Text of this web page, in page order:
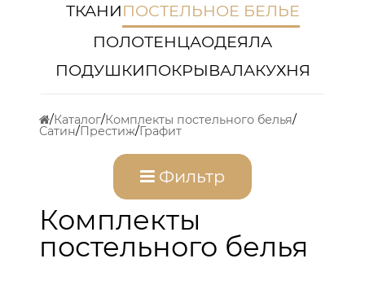
ТКАНИПОСТЕЛЬНОЕ БЕЛЬЕ
ПОЛОТЕНЦАОДЕЯЛА
ПОДУШКИПОКРЫВАЛАКУХНЯ
Каталог Комплекты постельного белья
Сатин Престиж Графит
Фильтр
Комплекты
постельного белья